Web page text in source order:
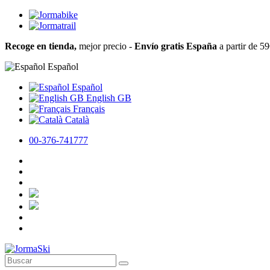
Recoge en tienda, mejor precio - Envío gratis España a partir de
Español
Español
English GB
Français
Català
00-376-741777